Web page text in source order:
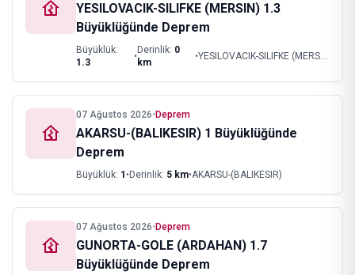
YESILOVACIK-SILIFKE (MERSIN) 1.3
Büyüklüğünde Deprem
Büyüklük:
1.3
•
Derinlik: 0
km
• YESILOVACIK-SILIFKE (MERSIN)
07 Ağustos 2026• Deprem
AKARSU-(BALIKESIR) 1 Büyüklüğünde
Deprem
Büyüklük: 1 •Derinlik: 5 km•AKARSU-(BALIKESIR)
07 Ağustos 2026• Deprem
GUNORTA-GOLE (ARDAHAN) 1.7
Büyüklüğünde Deprem